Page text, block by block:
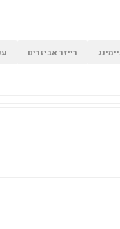
רייזר אביזרים